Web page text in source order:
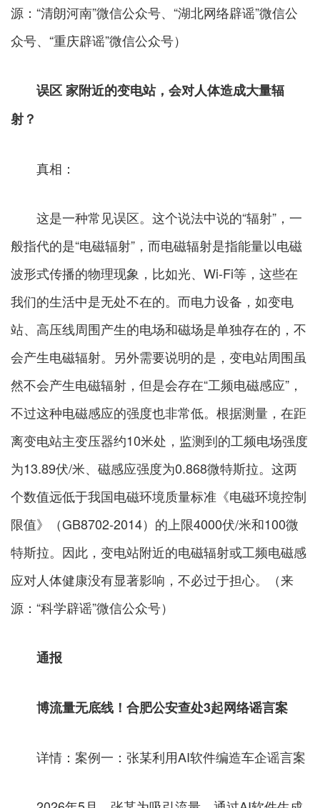
源：“清朗河南”微信公众号、“湖北网络辟谣”微信公
众号、“重庆辟谣”微信公众号）
误区 家附近的变电站，会对人体造成大量辐
射？
真相：
这是一种常见误区。这个说法中说的“辐射”，一
般指代的是“电磁辐射”，而电磁辐射是指能量以电磁
波形式传播的物理现象，比如光、Wi-Fi等，这些在
我们的生活中是无处不在的。而电力设备，如变电
站、高压线周围产生的电场和磁场是单独存在的，不
会产生电磁辐射。另外需要说明的是，变电站周围虽
然不会产生电磁辐射，但是会存在“工频电磁感应”，
不过这种电磁感应的强度也非常低。根据测量，在距
离变电站主变压器约10米处，监测到的工频电场强度
为13.89伏/米、磁感应强度为0.868微特斯拉。这两
个数值远低于我国电磁环境质量标准《电磁环境控制
限值》（GB8702-2014）的上限4000伏/米和100微
特斯拉。因此， 变电站附近的电磁辐射或工频电磁感
应对人体健康没有显著影响 ，不必过于担心。（来
源：“科学辟谣”微信公众号）
通报
博流量无底线！合肥公安查处3起网络谣言案
详情：案例一：张某利用AI软件编造车企谣言案